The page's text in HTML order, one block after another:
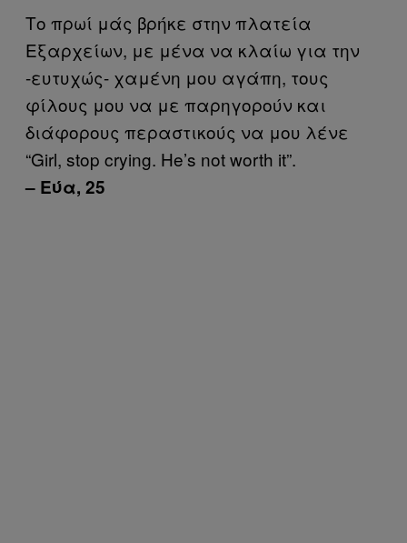
Το πρωί μάς βρήκε στην πλατεία
Εξαρχείων, με μένα να κλαίω για την
-ευτυχώς- χαμένη μου αγάπη, τους
φίλους μου να με παρηγορούν και
διάφορους περαστικούς να μου λένε
“Girl, stop crying. He’s not worth it”.
– Εύα, 25